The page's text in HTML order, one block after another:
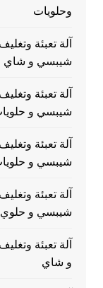
وحلويات
آلة تعبئة
شيبسي و شاي
آلة تعبئة
شيبسي و
آلة تعبئة
شيبسي و
آلة تعبئة
شيبسي و حلوي
آلة تعبئة
و شاي